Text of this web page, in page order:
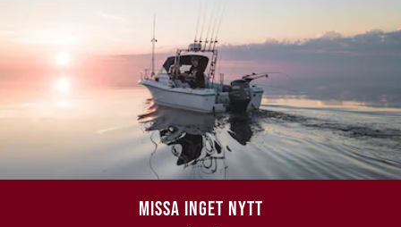
MISSA INGET NYTT